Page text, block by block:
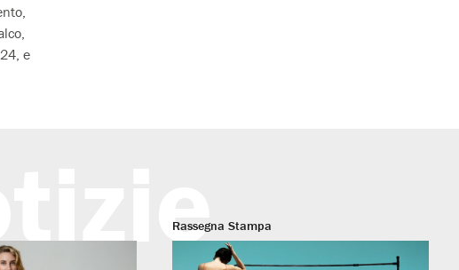
e
Rassegna Stampa